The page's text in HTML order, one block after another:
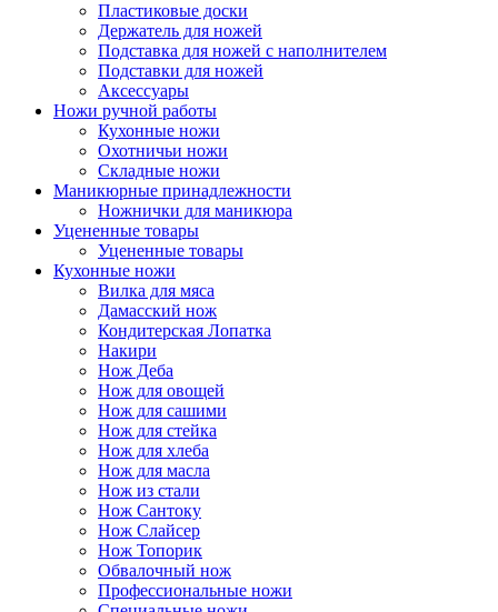
Пластиковые доски
Держатель для ножей
Подставка для ножей с наполнителем
Подставки для ножей
Аксессуары
Ножи ручной работы
Кухонные ножи
Охотничьи ножи
Складные ножи
Маникюрные принадлежности
Ножнички для маникюра
Уцененные товары
Уцененные товары
Кухонные ножи
Вилка для мяса
Дамасский нож
Кондитерская Лопатка
Накири
Нож Деба
Нож для овощей
Нож для сашими
Нож для стейка
Нож для хлеба
Нож для масла
Нож из стали
Нож Сантоку
Нож Слайсер
Нож Топорик
Обвалочный нож
Профессиональные ножи